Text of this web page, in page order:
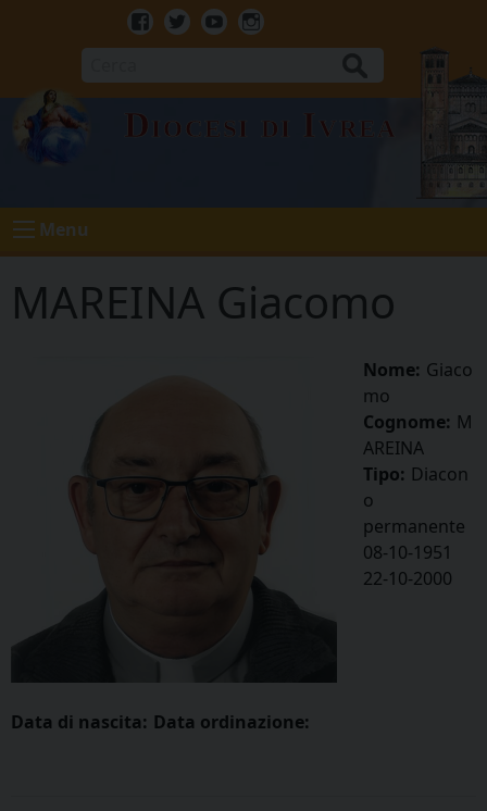
Facebook
TwitterYoutubeInstagram
Diocesi di Ivrea
Menu
MAREINA Giacomo
Nome: Giaco
mo
Cognome: M
AREINA
Tipo: Diacon
o
permanente
Data di nascita:
08-10-1951
Data ordinazione:
22-10-2000